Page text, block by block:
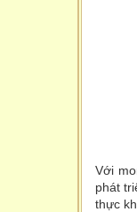
Với
phát
thực